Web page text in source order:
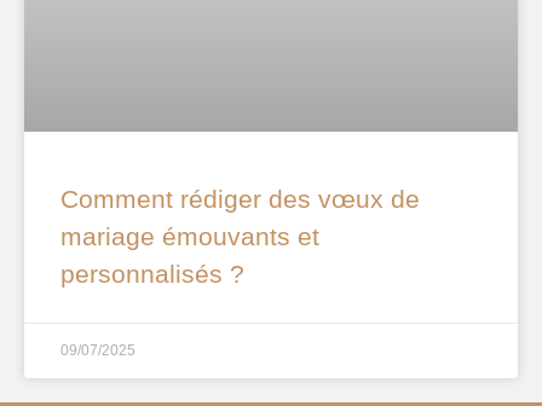
Comment rédiger des vœux de
mariage émouvants et
personnalisés ?
09/07/2025